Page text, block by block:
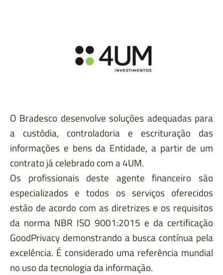
O Bradesco desenvolve soluções adequadas para
a custódia, controladoria e escrituração das
informações e bens da Entidade, a partir de um
contrato já celebrado com a 4UM.
Os profissionais deste agente financeiro são
especializados e todos os serviços oferecidos
estão de acordo com as diretrizes e os requisitos
da norma NBR ISO 9001:2015 e da certificação
GoodPrivacy demonstrando a busca contínua pela
excelência. É considerado uma referência mundial
no uso da tecnologia da informação.